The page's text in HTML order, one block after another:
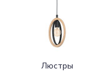
Люстры